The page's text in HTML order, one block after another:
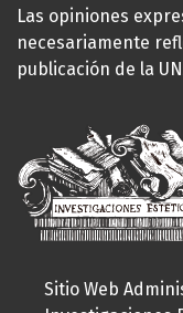
Las opiniones
necesariamente
publicación de la
Sitio Web